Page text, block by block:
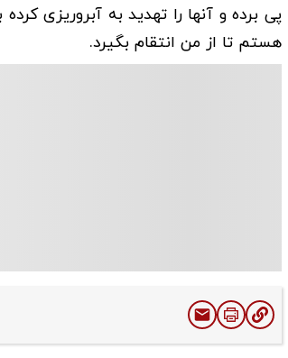
پی برده و آنها را تهدید به آبروریزی
هستم تا از من انتقام بگیرد.